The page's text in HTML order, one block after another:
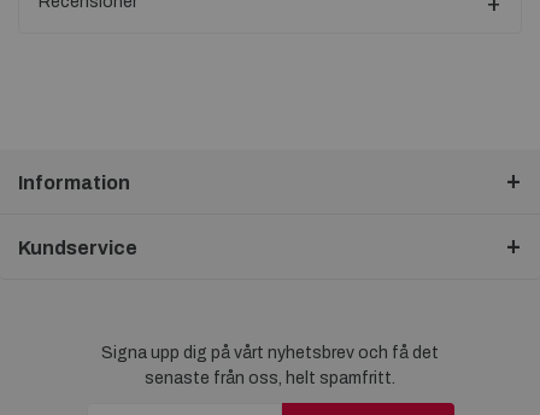
Information
Kundservice
Signa upp dig på vårt nyhetsbrev och få det
senaste från oss, helt spamfritt.